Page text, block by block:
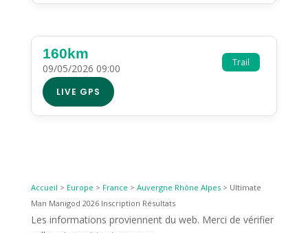
Trail
160km
09/05/2026 09:00
LIVE GPS
Accueil > Europe > France > Auvergne Rhône Alpes> Ultimate
Man Manigod 2026 Inscription Résultats
Les informations proviennent du web. Merci de vérifier